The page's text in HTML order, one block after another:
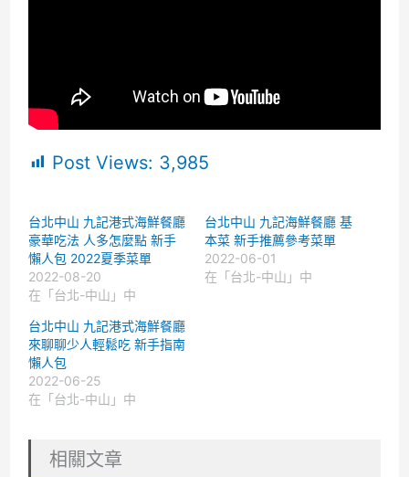
Post Views: 3,985
台北中山 九記港式海鮮餐廳
豪華吃法 人多怎麼點 新手
懶人包 2022夏季菜單
2022-08-20
在「台北-中山」中
台北中山 九記海鮮餐廳 基
本菜 新手推薦參考菜單
2022-06-01
在「台北-中山」中
台北中山 九記港式海鮮餐廳
來聊聊少人輕鬆吃 新手指南
懶人包
2022-06-25
在「台北-中山」中
相關文章